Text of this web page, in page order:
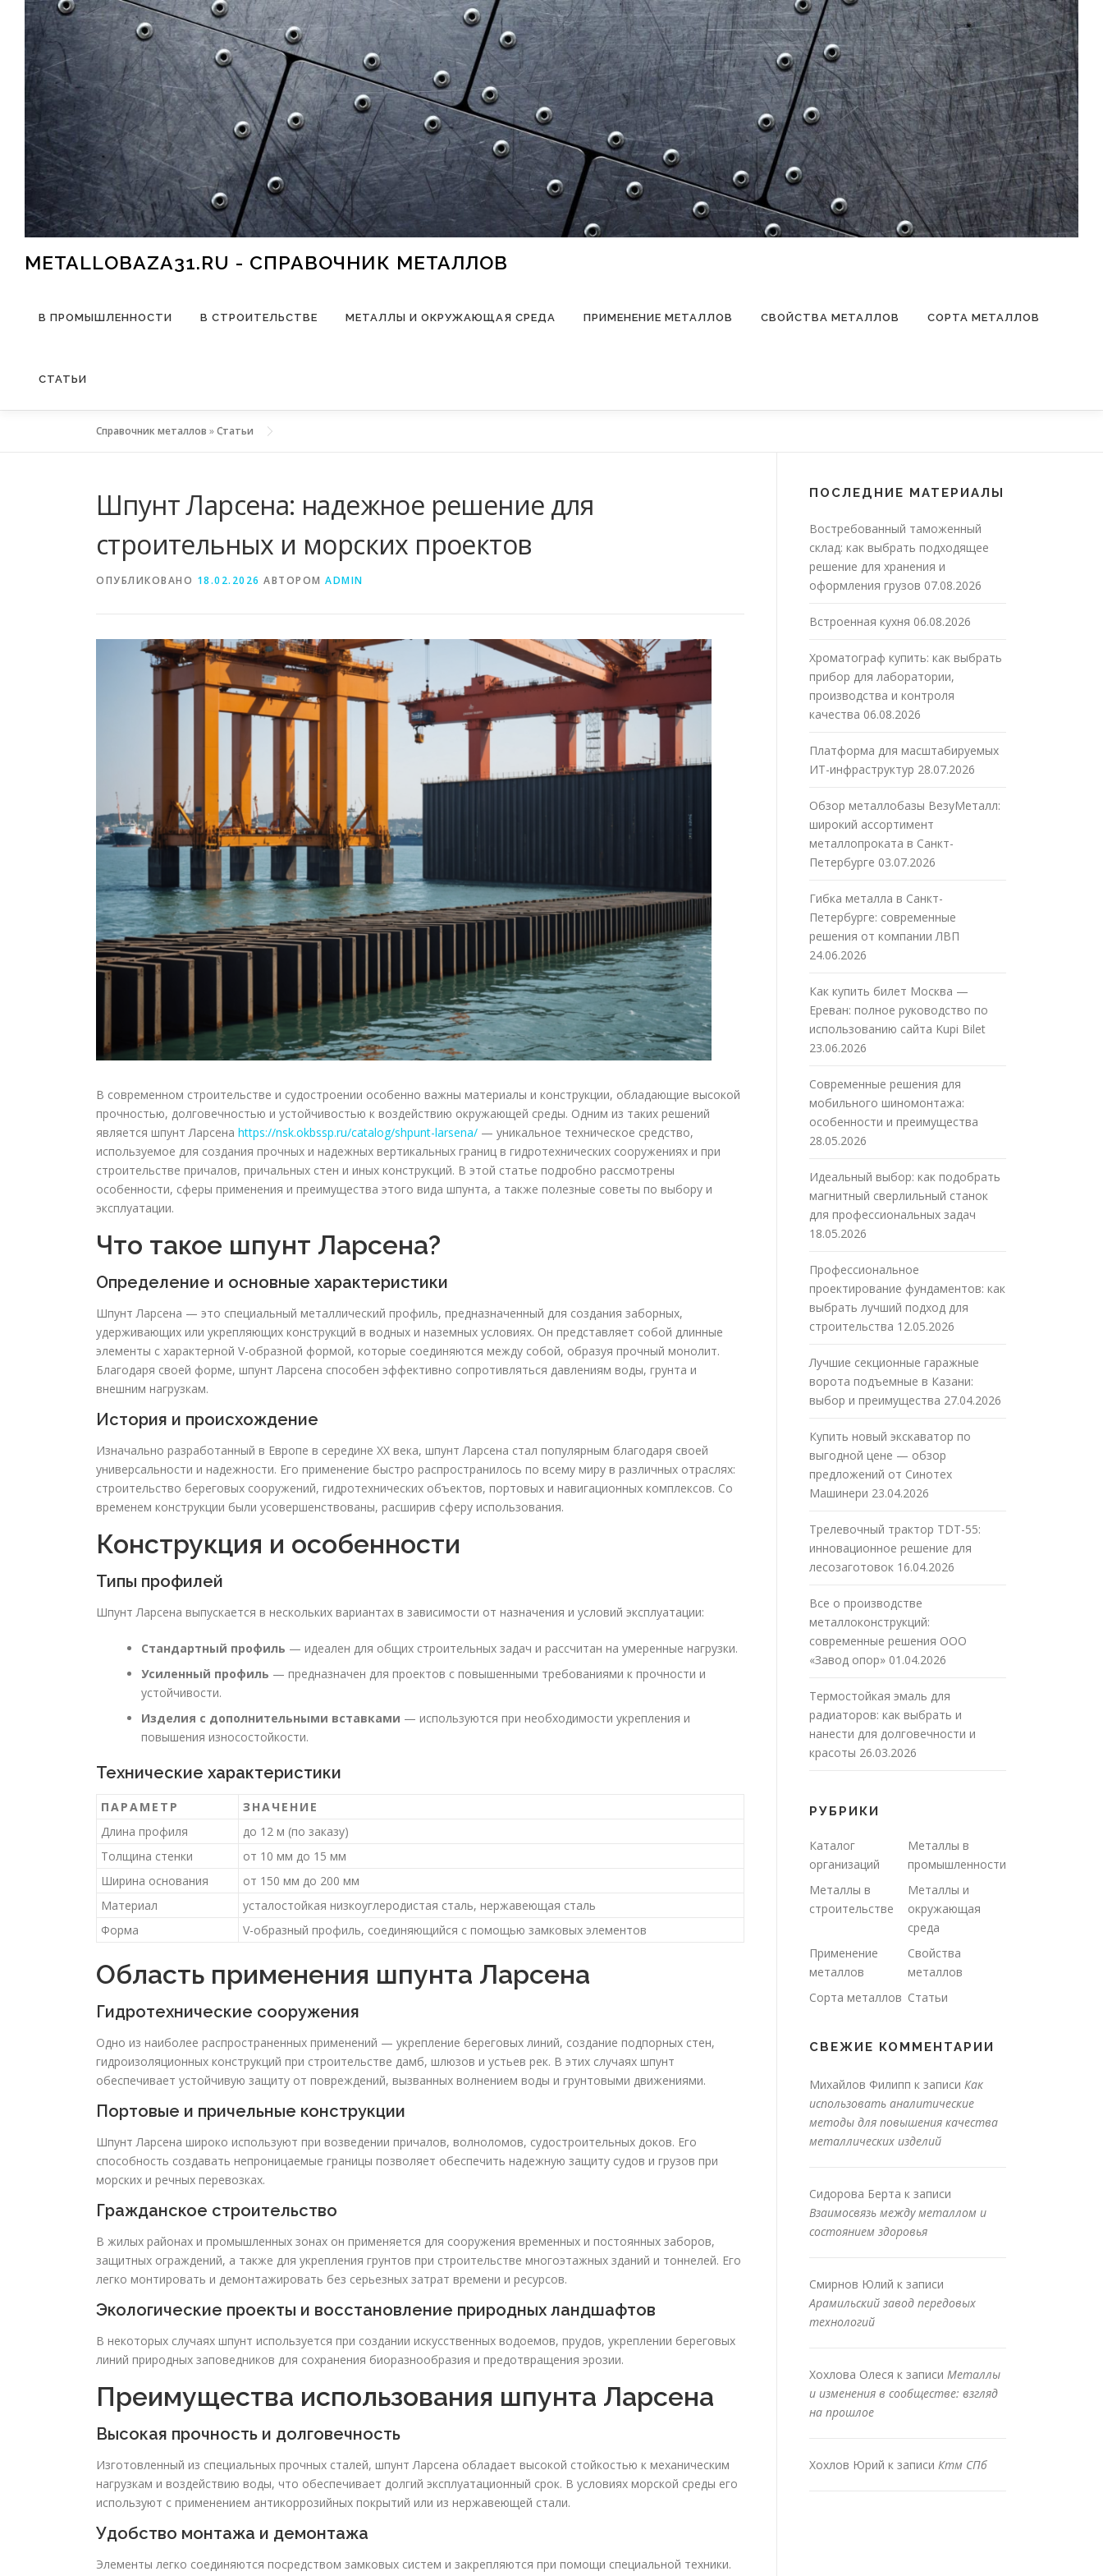
Перейти к содержимому
METALLOBAZA31.RU - СПРАВОЧНИК МЕТАЛЛОВ
В ПРОМЫШЛЕННОСТИ В СТРОИТЕЛЬСТВЕ МЕТАЛЛЫ И ОКРУЖАЮЩАЯ СРЕДА ПРИМЕНЕНИЕ МЕТАЛЛОВ СВОЙСТВА МЕТАЛЛОВ СОРТА МЕТАЛЛОВ
СТАТЬИ
Справочник металлов »Статьи
Шпунт Ларсена: надежное решение для
строительных и морских проектов
ОПУБЛИКОВАНО 18.02.2026 АВТОРОМ ADMIN
В современном строительстве и судостроении особенно важны материалы и конструкции, обладающие высокой
прочностью, долговечностью и устойчивостью к воздействию окружающей среды. Одним из таких решений
является шпунт Ларсена https://nsk.okbssp.ru/catalog/shpunt-larsena/ — уникальное техническое средство,
используемое для создания прочных и надежных вертикальных границ в гидротехнических сооружениях и при
строительстве причалов, причальных стен и иных конструкций. В этой статье подробно рассмотрены
особенности, сферы применения и преимущества этого вида шпунта, а также полезные советы по выбору и
эксплуатации.
Что такое шпунт Ларсена?
Определение и основные характеристики
Шпунт Ларсена — это специальный металлический профиль, предназначенный для создания заборных,
удерживающих или укрепляющих конструкций в водных и наземных условиях. Он представляет собой длинные
элементы с характерной V-образной формой, которые соединяются между собой, образуя прочный монолит.
Благодаря своей форме, шпунт Ларсена способен эффективно сопротивляться давлениям воды, грунта и
внешним нагрузкам.
История и происхождение
Изначально разработанный в Европе в середине XX века, шпунт Ларсена стал популярным благодаря своей
универсальности и надежности. Его применение быстро распространилось по всему миру в различных отраслях:
строительство береговых сооружений, гидротехнических объектов, портовых и навигационных комплексов. Со
временем конструкции были усовершенствованы, расширив сферу использования.
Конструкция и особенности
Типы профилей
Шпунт Ларсена выпускается в нескольких вариантах в зависимости от назначения и условий эксплуатации:
Стандартный профиль — идеален для общих строительных задач и рассчитан на умеренные нагрузки.
Усиленный профиль — предназначен для проектов с повышенными требованиями к прочности и
устойчивости.
Изделия с дополнительными вставками — используются при необходимости укрепления и
повышения износостойкости.
Технические характеристики
ПАРАМЕТР
ЗНАЧЕНИЕ
Длина профиля
до 12 м (по заказу)
Толщина стенки
от 10 мм до 15 мм
Ширина основания
от 150 мм до 200 мм
Материал
усталостойкая низкоуглеродистая сталь, нержавеющая сталь
Форма
V-образный профиль, соединяющийся с помощью замковых элементов
Область применения шпунта Ларсена
Гидротехнические сооружения
Одно из наиболее распространенных применений — укрепление береговых линий, создание подпорных стен,
гидроизоляционных конструкций при строительстве дамб, шлюзов и устьев рек. В этих случаях шпунт
обеспечивает устойчивую защиту от повреждений, вызванных волнением воды и грунтовыми движениями.
Портовые и причельные конструкции
Шпунт Ларсена широко используют при возведении причалов, волноломов, судостроительных доков. Его
способность создавать непроницаемые границы позволяет обеспечить надежную защиту судов и грузов при
морских и речных перевозках.
Гражданское строительство
В жилых районах и промышленных зонах он применяется для сооружения временных и постоянных заборов,
защитных ограждений, а также для укрепления грунтов при строительстве многоэтажных зданий и тоннелей. Его
легко монтировать и демонтажировать без серьезных затрат времени и ресурсов.
Экологические проекты и восстановление природных ландшафтов
В некоторых случаях шпунт используется при создании искусственных водоемов, прудов, укреплении береговых
линий природных заповедников для сохранения биоразнообразия и предотвращения эрозии.
Преимущества использования шпунта Ларсена
Высокая прочность и долговечность
Изготовленный из специальных прочных сталей, шпунт Ларсена обладает высокой стойкостью к механическим
нагрузкам и воздействию воды, что обеспечивает долгий эксплуатационный срок. В условиях морской среды его
используют с применением антикоррозийных покрытий или из нержавеющей стали.
Удобство монтажа и демонтажа
Элементы легко соединяются посредством замковых систем и закрепляются при помощи специальной техники.
ПОСЛЕДНИЕ МАТЕРИАЛЫ
Востребованный таможенный
склад: как выбрать подходящее
решение для хранения и
оформления грузов 07.08.2026
Встроенная кухня 06.08.2026
Хроматограф купить: как выбрать
прибор для лаборатории,
производства и контроля
качества 06.08.2026
Платформа для масштабируемых
ИТ-инфраструктур 28.07.2026
Обзор металлобазы ВезуМеталл:
широкий ассортимент
металлопроката в Санкт-
Петербурге 03.07.2026
Гибка металла в Санкт-
Петербурге: современные
решения от компании ЛВП
24.06.2026
Как купить билет Москва —
Ереван: полное руководство по
использованию сайта Kupi Bilet
23.06.2026
Современные решения для
мобильного шиномонтажа:
особенности и преимущества
28.05.2026
Идеальный выбор: как подобрать
магнитный сверлильный станок
для профессиональных задач
18.05.2026
Профессиональное
проектирование фундаментов: как
выбрать лучший подход для
строительства 12.05.2026
Лучшие секционные гаражные
ворота подъемные в Казани:
выбор и преимущества 27.04.2026
Купить новый экскаватор по
выгодной цене — обзор
предложений от Синотех
Машинери 23.04.2026
Трелевочный трактор TDT-55:
инновационное решение для
лесозаготовок 16.04.2026
Все о производстве
металлоконструкций:
современные решения ООО
«Завод опор» 01.04.2026
Термостойкая эмаль для
радиаторов: как выбрать и
нанести для долговечности и
красоты 26.03.2026
РУБРИКИ
Каталог
организаций
Металлы в
промышленности
Металлы в
строительстве
Металлы и
окружающая
среда
Применение
металлов
Свойства
металлов
Сорта металлов Статьи
СВЕЖИЕ КОММЕНТАРИИ
Михайлов Филипп к записи Как
использовать аналитические
методы для повышения качества
металлических изделий
Сидорова Берта к записи
Взаимосвязь между металлом и
состоянием здоровья
Смирнов Юлий к записи
Арамильский завод передовых
технологий
Хохлова Олеся к записи Металлы
и изменения в сообществе: взгляд
на прошлое
Хохлов Юрий к записи Ктм СПб